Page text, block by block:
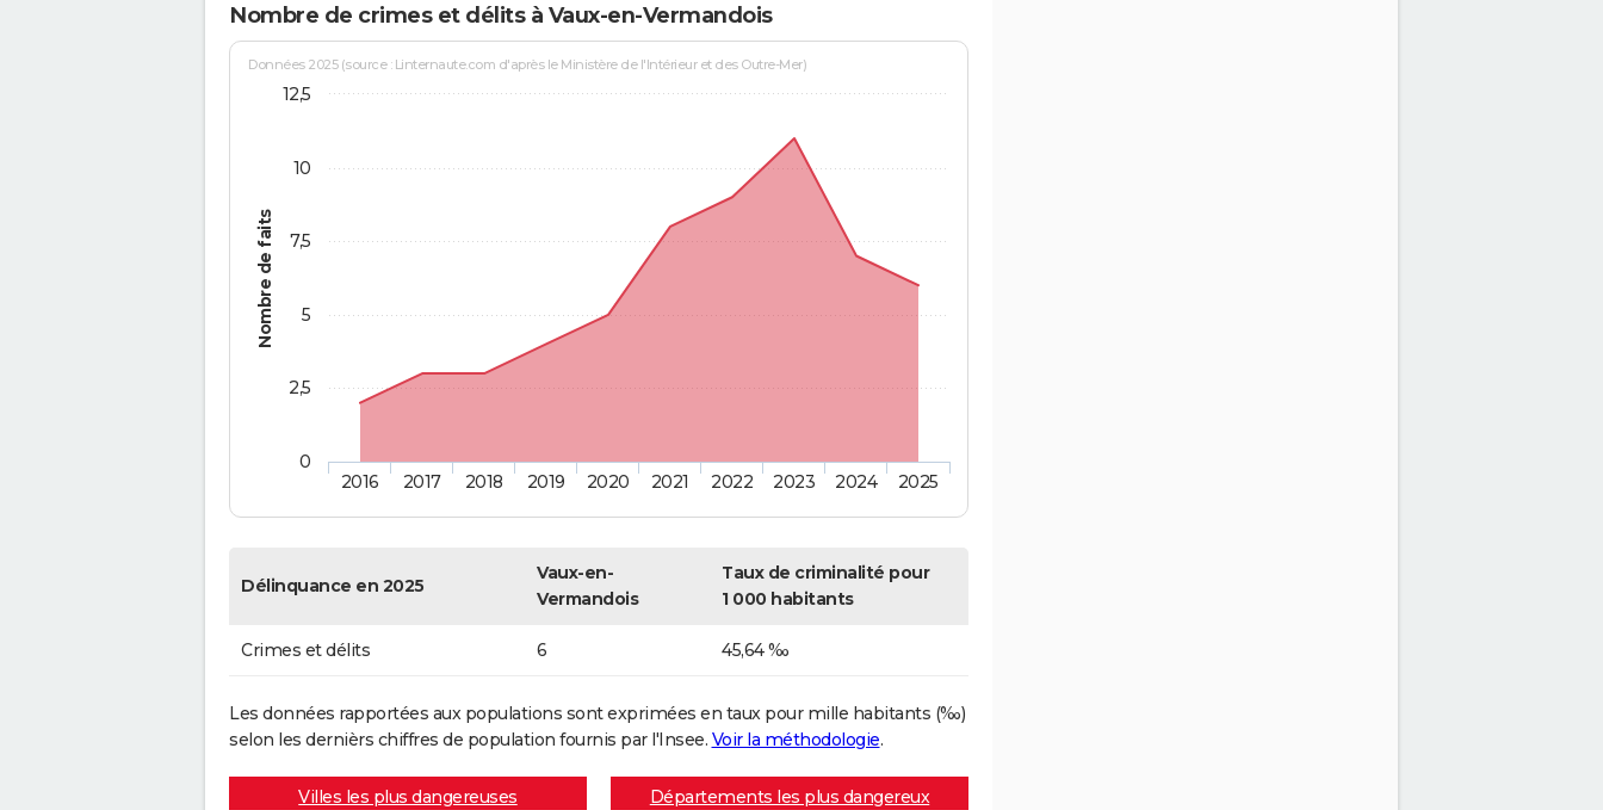
Nombre de crimes et délits à Vaux-en-Vermandois
Nombre de faits
Données 2025 (source : Linternaute.com d'après le Ministère de l'Intérieur et des Outre-Mer)
2016 2017 2018 2019 2020 2021 2022 2023 2024 2025
0
2,5
5
7,5
10
12,5
Délinquance en 2025
Vaux-en-
Vermandois
Taux de criminalité pour
1 000 habitants
Crimes et délits 6 45,64 ‰
Les données rapportées aux populations sont exprimées en taux pour mille habitants (‰)
selon les dernièrs chiffres de population fournis par l'Insee. Voir la méthodologie.
Villes les plus dangereuses Départements les plus dangereux